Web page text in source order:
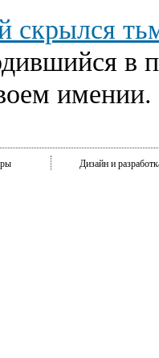
скрылся
в
имении.
Дизайн и